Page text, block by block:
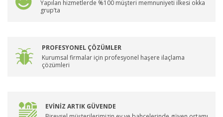
Yapılan hizmetlerde %100 müşteri memnuniyeti ilkesi okka
grup’ta
PROFESYONEL ÇÖZÜMLER
Kurumsal firmalar için profesyonel haşere ilaçlama
çözümleri
EVİNİZ ARTIK GÜVENDE